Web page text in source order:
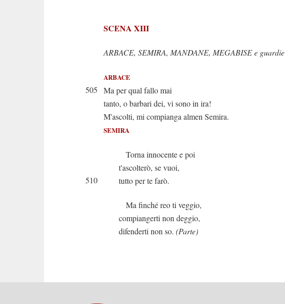
SCENA XIII
ARBACE, SEMIRA, MANDANE, MEGABISE e guardie
ARBACE
505
Ma per qual fallo mai
tanto, o barbari dei, vi sono in ira!
M'ascolti, mi compianga almen Semira.
SEMIRA
Torna innocente e poi
t'ascolterò, se vuoi,
510
tutto per te farò.
Ma finché reo ti veggio,
compiangerti non deggio,
difenderti non so. (Parte)